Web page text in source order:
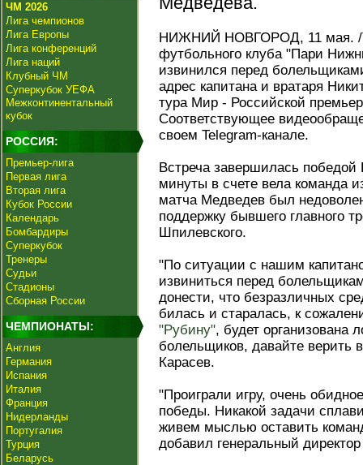
ЧМ 2026
Лига чемпионов
Лига Европы
Лига конференций
Лига наций
Клубный ЧМ
Суперкубок УЕФА
Межконтинентальный
кубок
РОССИЯ:
Премьер-лига
Первая лига
Вторая лига
Кубок России
Календарь
Бомбардиры
Суперкубок
Тренеры
Судьи
Стадионы
Сборная России
ЧЕМПИОНАТЫ:
Англия
Германия
Испания
Италия
Франция
Нидерланды
Португалия
Турция
Беларусь
НИЖНИЙ НОВГОРОД, 11 мая. /
футбольного клуба "Пари
извинился перед
адрес капитана и вратаря
тура Мир - Российской
Соответствующее
своем Telegram-канале.
Встреча завершилась
минуты в счете вела команда
матча Медведев был
поддержку бывшего главного
Шпилевского.
"По ситуации с нашим
извиниться перед
донести, что безразличных
билась и старалась, к
"Рубину", будет организована
болельщиков, давайте верить
Карасев.
"Проиграли игру, очень
победы. Никакой задачи
живем мыслью оставить
добавил генеральный